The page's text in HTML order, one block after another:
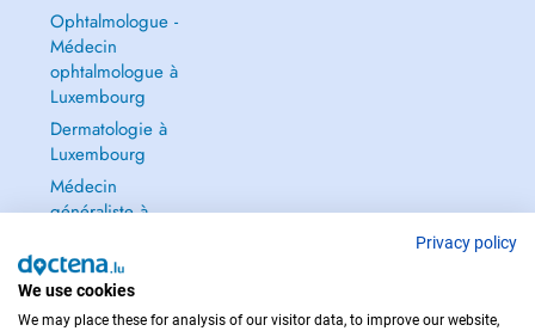
Ophtalmologue -
Médecin
ophtalmologue à
Luxembourg
Dermatologie à
Luxembourg
Médecin
généraliste à
Gynécologue à
Luxembourg
Privacy policy
We use cookies
We may place these for analysis of our visitor data, to improve our website,